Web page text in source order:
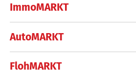
ImmoMARKT
AutoMARKT
FlohMARKT